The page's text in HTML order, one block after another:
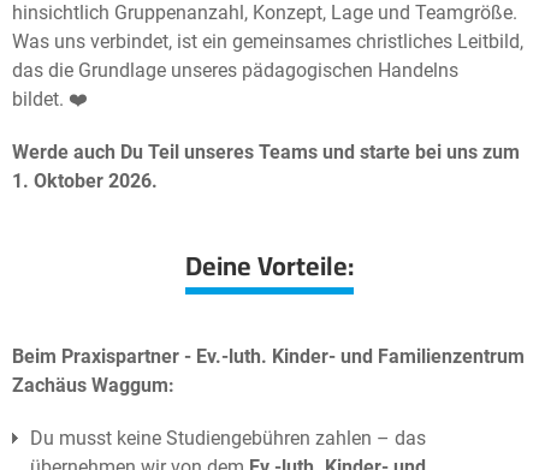
hinsichtlich Gruppenanzahl, Konzept, Lage und Teamgröße.
Was uns verbindet, ist ein gemeinsames christliches Leitbild,
das die Grundlage unseres pädagogischen Handelns
bildet. ❤️
Werde auch Du Teil unseres Teams und starte bei uns zum
1. Oktober 2026.
Deine Vorteile:
Beim Praxispartner - Ev.-luth. Kinder- und Familienzentrum
Zachäus Waggum:
Du musst keine Studiengebühren zahlen – das